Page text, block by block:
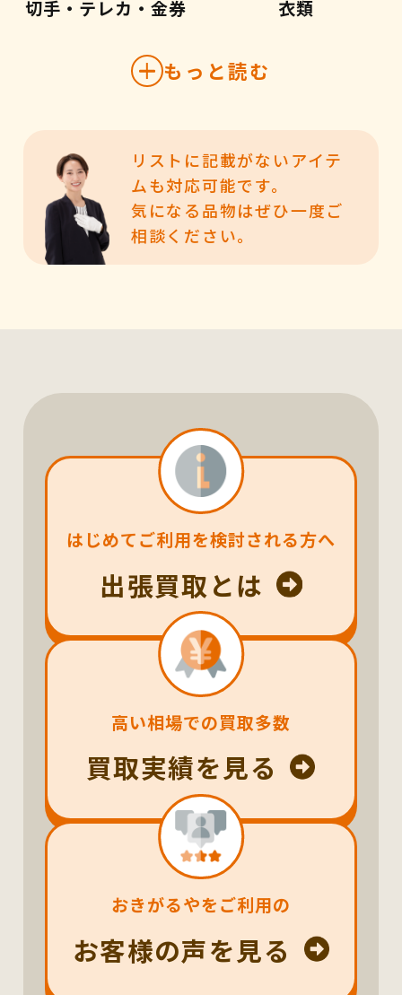
切手・テレカ・金券 衣類
もっと読む
リストに記載がないアイテ
ムも対応可能です。
気になる品物はぜひ一度ご
相談ください。
はじめてご利用を検討される方へ
出張買取とは
高い相場での買取多数
買取実績を見る
おきがるやをご利用の
お客様の声を見る